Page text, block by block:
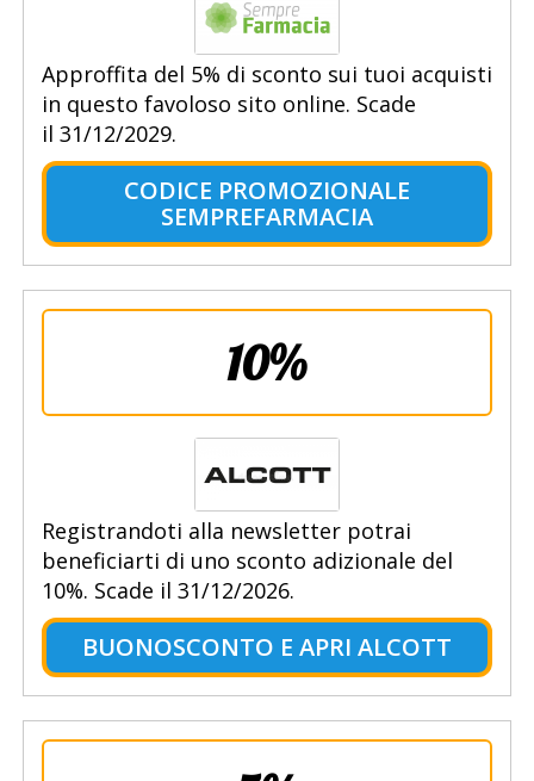
Approffita del 5% di sconto sui tuoi acquisti
in questo favoloso sito online. Scade
il 31/12/2029.
CODICE PROMOZIONALE
SEMPREFARMACIA
10%
Registrandoti alla newsletter potrai
beneficiarti di uno sconto adizionale del
10%. Scade il 31/12/2026.
BUONOSCONTO E APRI ALCOTT